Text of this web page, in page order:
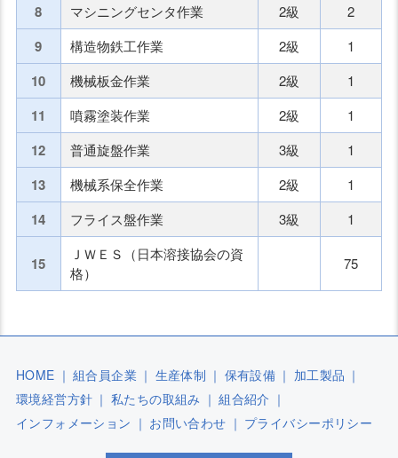
8 マシニングセンタ作業 2級 2
9 構造物鉄工作業 2級 1
10 機械板金作業 2級 1
11 噴霧塗装作業 2級 1
12 普通旋盤作業 3級 1
13 機械系保全作業 2級 1
14 フライス盤作業 3級 1
15
ＪＷＥＳ（日本溶接協会の資
格）
75
HOME ｜ 組合員企業 ｜ 生産体制 ｜ 保有設備 ｜ 加工製品 ｜
環境経営方針 ｜ 私たちの取組み ｜ 組合紹介 ｜
インフォメーション ｜ お問い合わせ ｜ プライバシーポリシー